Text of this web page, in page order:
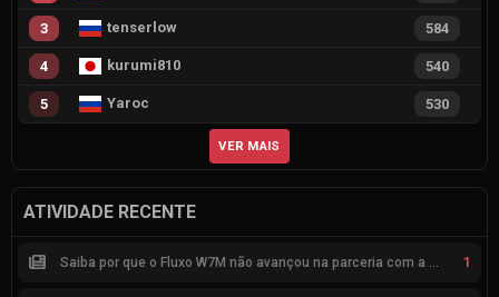
3 tenserlow 584
4 kurumi810 540
5 Yaroc 530
VER MAIS
ATIVIDADE RECENTE
1